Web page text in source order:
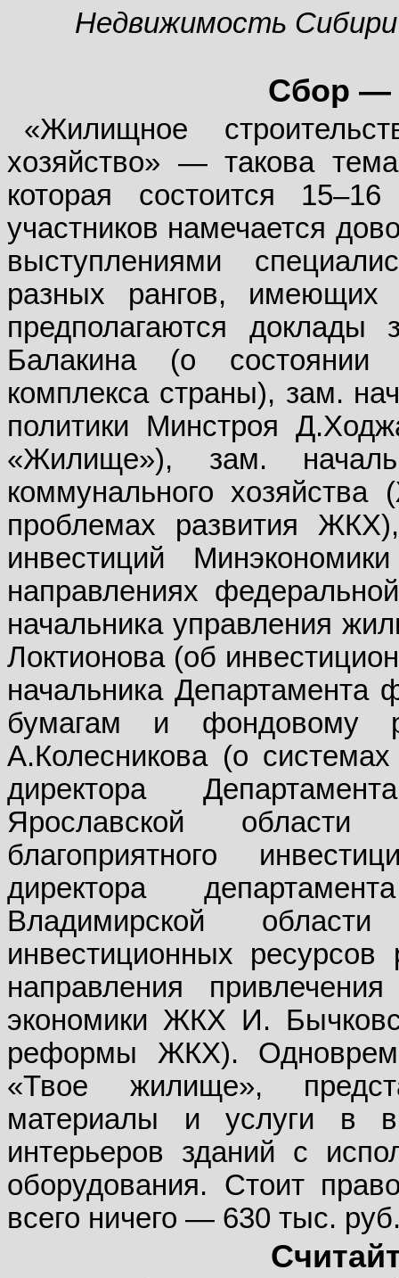
Недвижимость Сибири
Сбор —
«Жилищное
хозяйство» — такова
которая состоится
участников намечается
выступлениями
разных рангов,
предполагаются доклады
Балакина (о состоянии
комплекса страны), зам.
политики Минстроя
«Жилище»), зам.
коммунального
проблемах развития
инвестиций
направлениях
начальника управления
Локтионова (об
начальника Департамента
бумагам и фондовому
А.Колесникова (о
директора
Ярославской
благоприятного
директора
Владимирской
инвестиционных
направления
экономики ЖКХ И.
реформы ЖКХ).
«Твое жилище»,
материалы и услуги в
интерьеров зданий с
оборудования. Стоит
всего ничего — 630 тыс.